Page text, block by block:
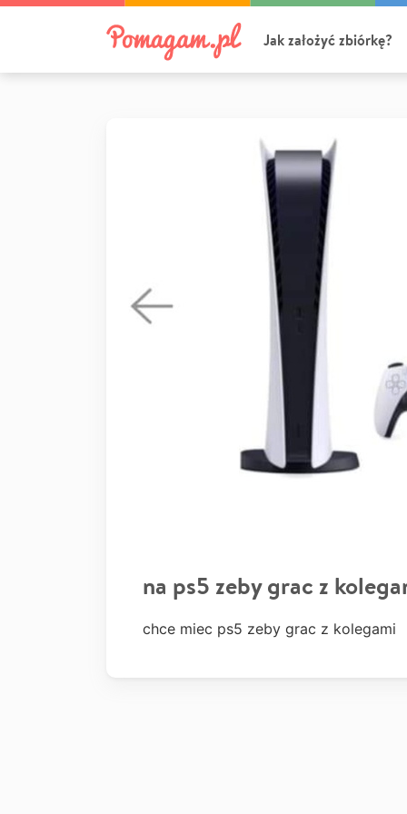
Jak założyć zbiórkę?
na ps5 zeby grac z
chce miec ps5 zeby grac z kolegami